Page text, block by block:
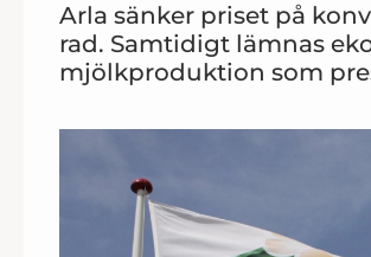
Arla sänker priset på
rad. Samtidigt lämnas
mjölkproduktion som